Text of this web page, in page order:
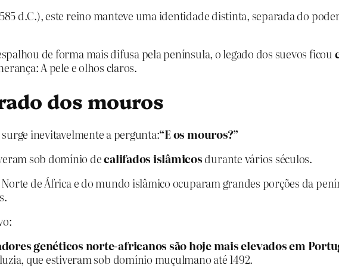
d.C.), este reino manteve uma identidade distinta, separada do
de forma mais difusa pela península, o legado dos suevos ficou
A pele e olhos claros.
dos mouros
inevitavelmente a pergunta:“E os mouros?”
sob domínio decalifados islâmicosdurante vários séculos.
de África e do mundo islâmico ocuparam grandes porções da
genéticos norte‑africanos são hoje mais elevados em
que estiveram sob domínio muçulmano até 1492.